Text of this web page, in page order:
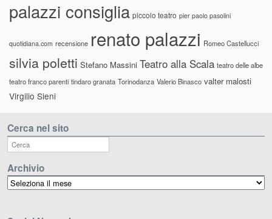
palazzi consiglia piccolo teatro pier paolo pasolini
quotidiana.com recensione renato palazzi Romeo Castellucci
silvia poletti Stefano Massini Teatro alla Scala teatro delle albe
teatro franco parenti tindaro granata Torinodanza Valerio Binasco valter malosti
Virgilio Sieni
Cerca nel sito
Archivio
Archivio